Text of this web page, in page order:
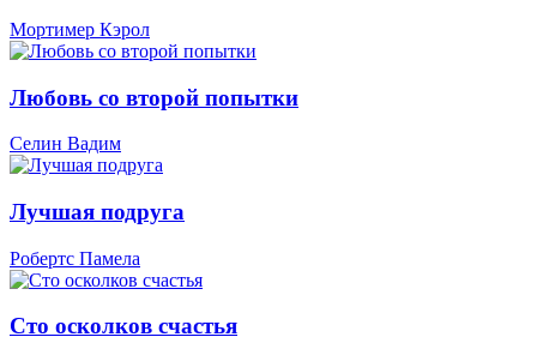
Мортимер Кэрол
Любовь со второй попытки
Селин Вадим
Лучшая подруга
Робертс Памела
Сто осколков счастья